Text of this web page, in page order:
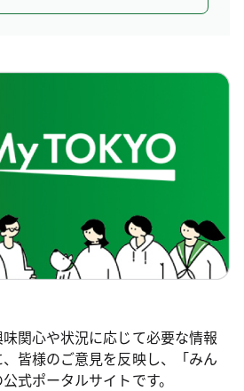
関心や状況に応じて必要な情報
皆様のご意見を反映し、「みん
式ポータルサイトです。